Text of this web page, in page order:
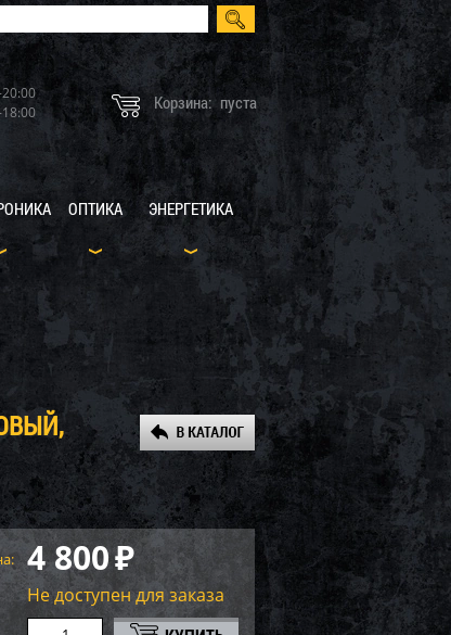
Корзина: пуста
ОПТИКА ЭНЕРГЕТИКА
4 800₽
Не доступен для заказа